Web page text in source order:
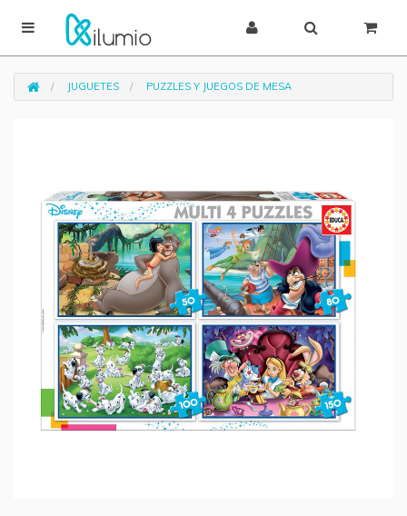
JUGUETES PUZZLES Y JUEGOS DE MESA